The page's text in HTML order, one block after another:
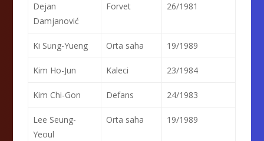
Dejan
Damjanović
Forvet 26/1981
Ki Sung-Yueng Orta saha 19/1989
Kim Ho-Jun Kaleci 23/1984
Kim Chi-Gon Defans 24/1983
Lee Seung-
Yeoul
Orta saha 19/1989